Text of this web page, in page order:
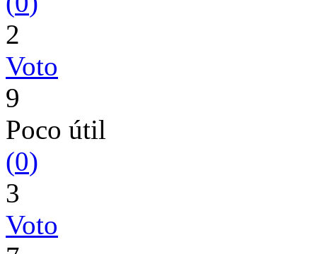
2
Voto
9
Poco útil
(0)
3
Voto